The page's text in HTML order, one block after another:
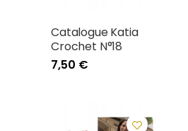
Catalogue Katia
Crochet N°18
7,50 €